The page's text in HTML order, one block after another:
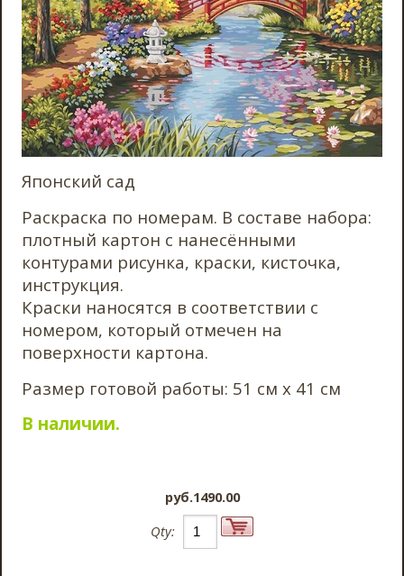
Японский сад
Раскраска по номерам. В составе набора:
плотный картон с нанесёнными
контурами рисунка, краски, кисточка,
инструкция.
Краски наносятся в соответствии с
номером, который отмечен на
поверхности картона.
Размер готовой работы: 51 см х 41 см
В наличии.
pyб.1490.00
Qty: